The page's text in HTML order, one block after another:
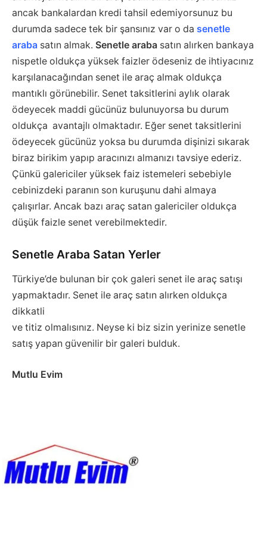
ancak bankalardan kredi tahsil edemiyorsunuz bu
durumda sadece tek bir şansınız var o da senetle
araba satın almak. Senetle araba satın alırken bankaya
nispetle oldukça yüksek faizler ödeseniz de ihtiyacınız
karşılanacağından senet ile araç almak oldukça
mantıklı görünebilir. Senet taksitlerini aylık olarak
ödeyecek maddi gücünüz bulunuyorsa bu durum
oldukça avantajlı olmaktadır. Eğer senet taksitlerini
ödeyecek gücünüz yoksa bu durumda dişinizi sıkarak
biraz birikim yapıp aracınızı almanızı tavsiye ederiz.
Çünkü galericiler yüksek faiz istemeleri sebebiyle
cebinizdeki paranın son kuruşunu dahi almaya
çalışırlar. Ancak bazı araç satan galericiler oldukça
düşük faizle senet verebilmektedir.
Senetle Araba Satan Yerler
Türkiye’de bulunan bir çok galeri senet ile araç satışı
yapmaktadır. Senet ile araç satın alırken oldukça
dikkatli
ve titiz olmalısınız. Neyse ki biz sizin yerinize senetle
satış yapan güvenilir bir galeri bulduk.
Mutlu Evim